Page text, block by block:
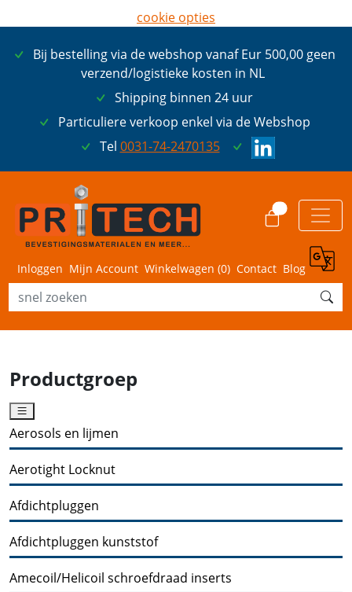
Bij bestelling via de webshop vanaf Eur 500,00 geen
verzend/logistieke kosten in NL
Shipping binnen 24 uur
Particuliere verkoop enkel via de Webshop
Tel 0031-74-2470135
Inloggen Mijn Account Winkelwagen (0) Contact Blog
Productgroep
Aerosols en lijmen
Aerotight Locknut
Afdichtpluggen
Afdichtpluggen kunststof
Amecoil/Helicoil schroefdraad inserts
cookie opties
ik ga akkoord met cookies